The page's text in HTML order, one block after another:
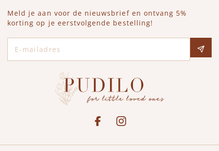
Meld je aan voor de nieuwsbrief en ontvang 5%
korting op je eerstvolgende bestelling!
See our FacebookBekijk onze Instagram pagina